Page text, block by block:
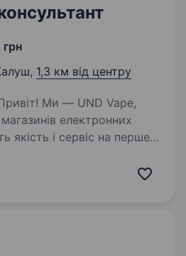
1,3 км від центру
електронних
якість і сервіс на перше
новому та розвиватися